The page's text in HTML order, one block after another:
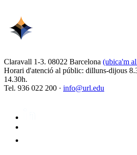
Claravall 1-3. 08022 Barcelona (ubica'm
Horari d'atenció al públic: dilluns-dijous
14.30h.
Tel. 936 022 200 · info@url.edu